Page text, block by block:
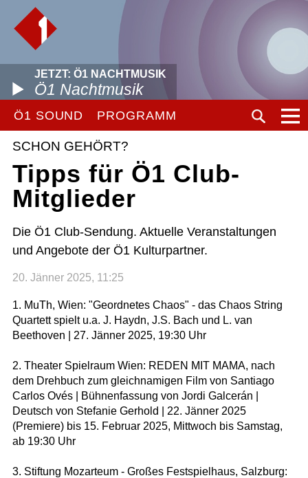
JETZT: Ö1 NACHTMUSIK
Ö1 Nachtmusik
Ö1 SOUND PROGRAMM
SCHON GEHÖRT?
Tipps für Ö1 Club-
Mitglieder
Die Ö1 Club-Sendung. Aktuelle Veranstaltungen
und Angebote der Ö1 Kulturpartner.
20. Jänner 2025, 11:25
1. MuTh, Wien: "Geordnetes Chaos" - das Chaos String
Quartett spielt u.a. J. Haydn, J.S. Bach und L. van
Beethoven | 27. Jänner 2025, 19:30 Uhr
2. Theater Spielraum Wien: REDEN MIT MAMA, nach
dem Drehbuch zum gleichnamigen Film von Santiago
Carlos Ovés | Bühnenfassung von Jordi Galcerán |
Deutsch von Stefanie Gerhold | 22. Jänner 2025
(Premiere) bis 15. Februar 2025, Mittwoch bis Samstag,
ab 19:30 Uhr
3. Stiftung Mozarteum - Großes Festspielhaus, Salzburg: